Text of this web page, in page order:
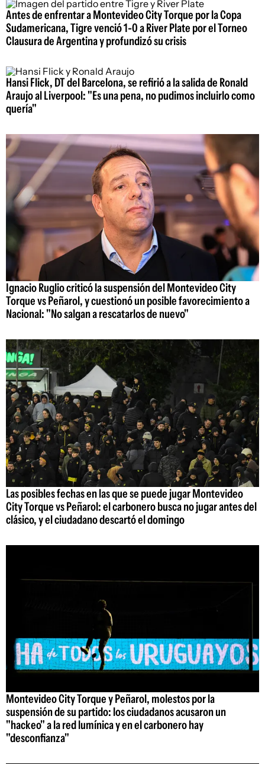
Antes de enfrentar a Montevideo City Torque por la Copa
Sudamericana, Tigre venció 1-0 a River Plate por el Torneo
Clausura de Argentina y profundizó su crisis
Hansi Flick, DT del Barcelona, se refirió a la salida de Ronald
Araujo al Liverpool: "Es una pena, no pudimos incluirlo como
quería"
Ignacio Ruglio criticó la suspensión del Montevideo City
Torque vs Peñarol, y cuestionó un posible favorecimiento a
Nacional: "No salgan a rescatarlos de nuevo"
Las posibles fechas en las que se puede jugar Montevideo
City Torque vs Peñarol: el carbonero busca no jugar antes del
clásico, y el ciudadano descartó el domingo
Montevideo City Torque y Peñarol, molestos por la
suspensión de su partido: los ciudadanos acusaron un
"hackeo" a la red lumínica y en el carbonero hay
"desconfianza"